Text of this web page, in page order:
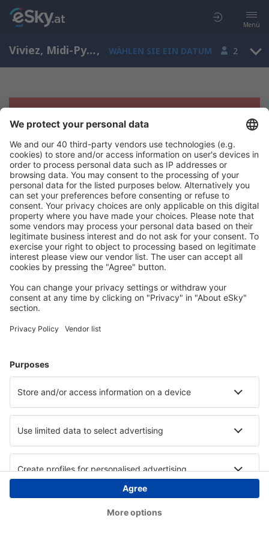
Menü
Viviez, Midi-Pyrenees, Frankreich, WÄHLEN SIE EIN DATUM 2
Es tut uns leid, wir können keine
Ergebnisse aufzeigen
Bitte starten Sie Ihre Suche erneut mit anderen Suchkriterien.
Copyright © eSky.at. Alle Rechte vorbehalten.